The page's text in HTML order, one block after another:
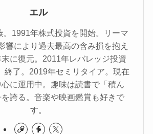
エル
。1991年株式投資を開始。リーマ
響により過去最高の含み損を抱え
に復元。2011年レバレッジ投資
終了。2019年セミリタイア。現在
に運用中。趣味は読書で「積ん
誇る。音楽や映画鑑賞も好きで
す。